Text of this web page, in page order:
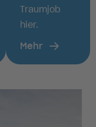
Traumjob
hier.
Mehr